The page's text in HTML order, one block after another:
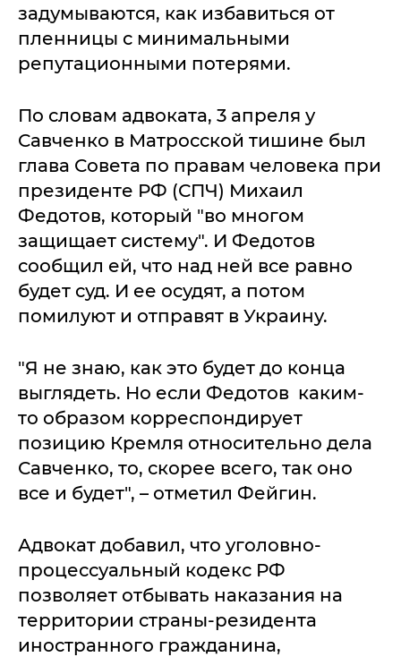
задумываются, как избавиться от
пленницы с минимальными
репутационными потерями.
По словам адвоката, 3 апреля у
Савченко в Матросской тишине был
глава Совета по правам человека при
президенте РФ (СПЧ) Михаил
Федотов, который "во многом
защищает систему". И Федотов
сообщил ей, что над ней все равно
будет суд. И ее осудят, а потом
помилуют и отправят в Украину.
"Я не знаю, как это будет до конца
выглядеть. Но если Федотов каким-
то образом корреспондирует
позицию Кремля относительно дела
Савченко, то, скорее всего, так оно
все и будет", – отметил Фейгин.
Адвокат добавил, что уголовно-
процессуальный кодекс РФ
позволяет отбывать наказания на
территории страны-резидента
иностранного гражданина,